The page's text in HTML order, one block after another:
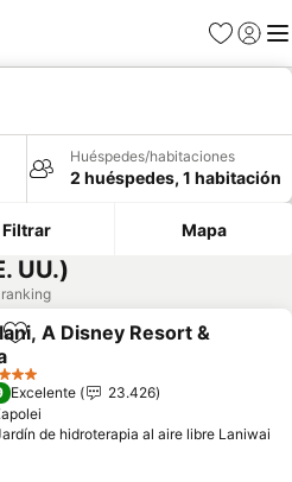
Favoritos
Iniciar
Huéspedes/habitaciones
2 huéspedes, 1 habitación
Filtrar Mapa
UU.)
Agregar a favoritos
A Disney Resort &
Excelente
23.426
de hidroterapia al aire libre Laniwai